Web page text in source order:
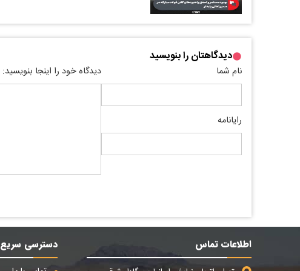
دیدگاهتان را بنویسید
نام شما
رایانامه
دیدگاه خود را اینجا بنویسید:
اطلاعات تماس
دسترسی سریع